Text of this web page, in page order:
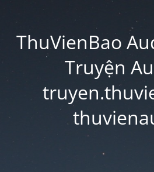
ThuVienBao
Truyện